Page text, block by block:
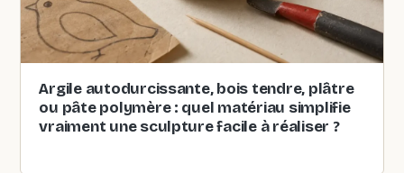
Argile autodurcissante, bois tendre, plâtre
ou pâte polymère : quel matériau simplifie
vraiment une sculpture facile à réaliser ?